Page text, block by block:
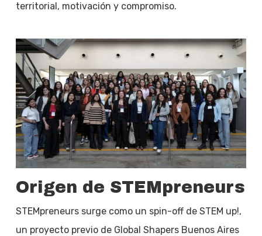
territorial, motivación y compromiso.
Origen de STEMpreneurs
STEMpreneurs surge como un spin-off de STEM up!,
un proyecto previo de Global Shapers Buenos Aires